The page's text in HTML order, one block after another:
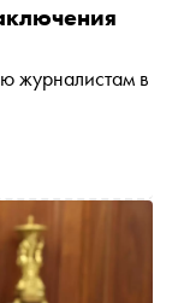
журналистам в